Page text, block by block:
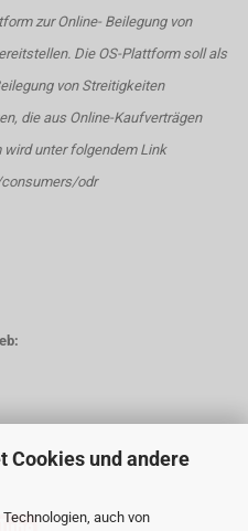
Cookies und andere
auch von
zur Online- Beilegung von
Die OS-Plattform soll als
von Streitigkeiten
die aus Online-Kaufverträgen
wird unter folgendem Link
odr